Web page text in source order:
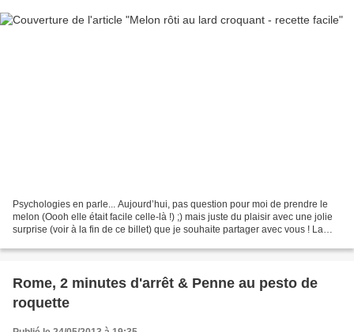
Psychologies en parle... Aujourd’hui, pas question pour moi de prendre le
melon (Oooh elle était facile celle-là !) ;) mais juste du plaisir avec une jolie
surprise (voir à la fin de ce billet) que je souhaite partager avec vous ! La
Rome, 2 minutes d'arrêt & Penne au pesto de
roquette